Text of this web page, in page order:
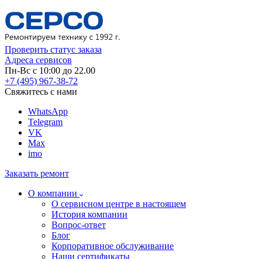
Проверить статус заказа
Адреса сервисов
Пн-Вс с 10:00 до 22.00
+7 (495) 967-38-72
Свяжитесь с нами
WhatsApp
Telegram
VK
Max
imo
Заказать ремонт
О компании
О сервисном центре в настоящем
История компании
Вопрос-ответ
Блог
Корпоративное обслуживание
Наши сертификаты